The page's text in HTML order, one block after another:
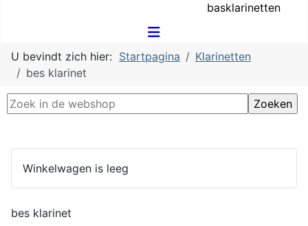
basklarinetten
U bevindt zich hier: Startpagina
Klarinetten
bes klarinet
Winkelwagen is leeg
bes klarinet